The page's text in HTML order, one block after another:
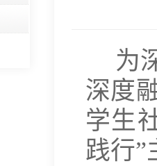
为
深度
学生
践行”